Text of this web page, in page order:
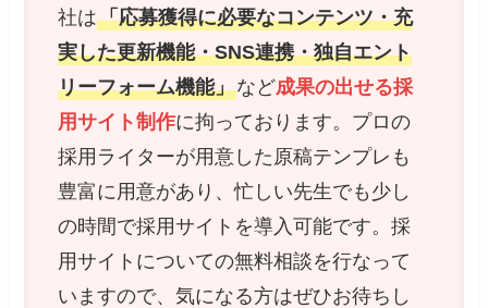
社は「応募獲得に必要なコンテンツ・充
実した更新機能・SNS連携・独自エント
リーフォーム機能」など成果の出せる採
用サイト制作に拘っております。プロの
採用ライターが用意した原稿テンプレも
豊富に用意があり、忙しい先生でも少し
の時間で採用サイトを導入可能です。採
用サイトについての無料相談を行なって
いますので、気になる方はぜひお待ちし